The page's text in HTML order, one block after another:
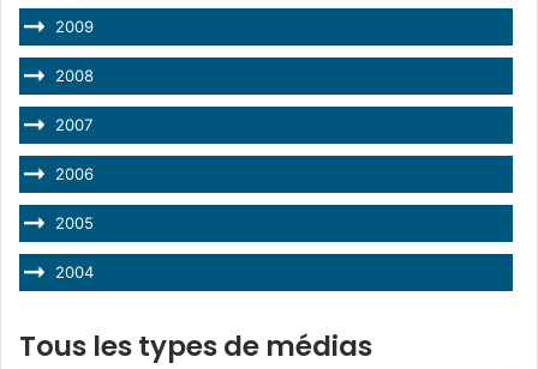
2009
2008
2007
2006
2005
2004
Tous les types de médias